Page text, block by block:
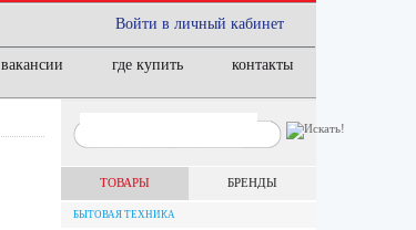
Войти в личный кабинет
вакансии где купить контакты
ТОВАРЫ БРЕНДЫ
БЫТОВАЯ ТЕХНИКА